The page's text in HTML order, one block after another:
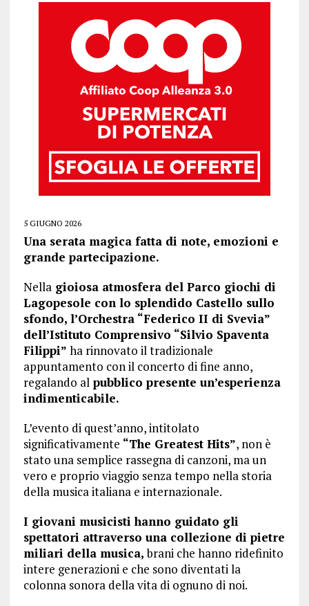
5 GIUGNO 2026
Una serata magica fatta di note, emozioni e
grande partecipazione.
Nellagioiosa atmosfera del Parco giochi di
Lagopesole con lo splendido Castello sullo
sfondo, l’Orchestra “Federico II di Svevia”
dell’Istituto Comprensivo “Silvio Spaventa
Filippi” ha rinnovato il tradizionale
appuntamento con il concerto di fine anno,
regalando alpubblico presente un’esperienza
indimenticabile.
L’evento di quest’anno, intitolato
significativamente “The Greatest Hits”, non è
stato una semplice rassegna di canzoni, ma un
vero e proprio viaggio senza tempo nella storia
della musica italiana e internazionale.
I giovani musicisti hanno guidato gli
spettatori attraverso una collezione di pietre
miliari della musica,brani che hanno ridefinito
intere generazioni e che sono diventati la
colonna sonora della vita di ognuno di noi.